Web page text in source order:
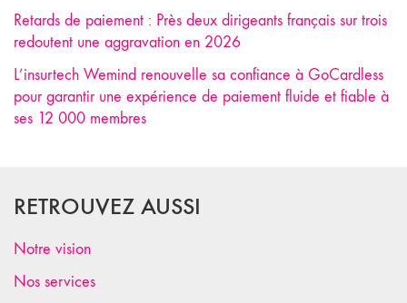
Retards de paiement : Près deux dirigeants français sur trois
redoutent une aggravation en 2026
L’insurtech Wemind renouvelle sa confiance à GoCardless
pour garantir une expérience de paiement fluide et fiable à
ses 12 000 membres
RETROUVEZ AUSSI
Notre vision
Nos services